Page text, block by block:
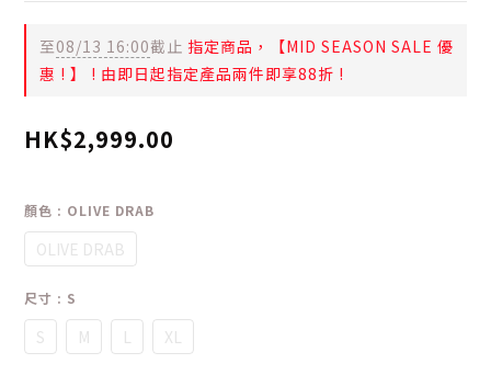
至08/13 16:00截止 指定商品，【MID SEASON SALE 優
惠 ! 】 ! 由即日起指定產品兩件即享88折 !
HK$2,999.00
顏色 : OLIVE DRAB
OLIVE DRAB
尺寸 : S
S M L XL